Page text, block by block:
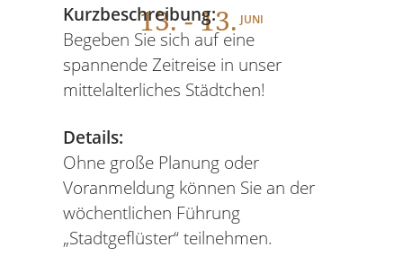
13. - 13. JUNI
Kurzbeschreibung:
Begeben Sie sich auf eine
spannende Zeitreise in unser
mittelalterliches Städtchen!
Details:
Ohne große Planung oder
Voranmeldung können Sie an der
wöchentlichen Führung
„Stadtgeflüster“ teilnehmen.